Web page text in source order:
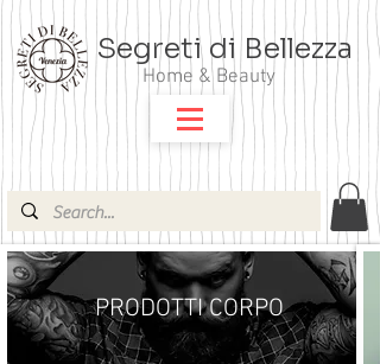
Segreti di Bellezza
Home & Beauty
PRODOTTI CORPO